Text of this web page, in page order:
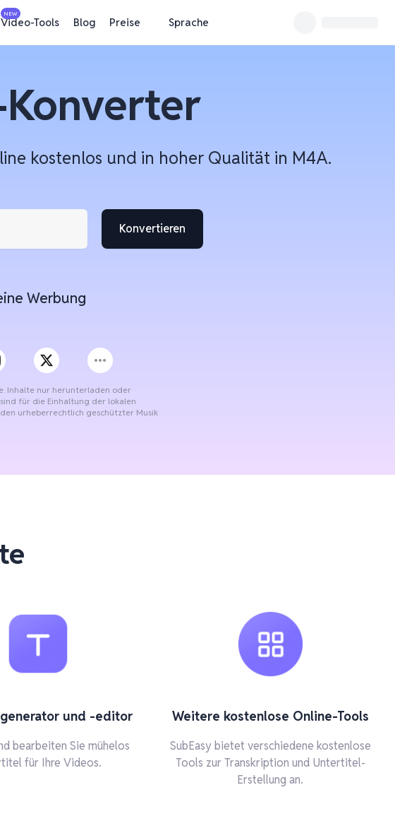
NEW
Video-Tools Blog Preise Sprache
kostenlos und in hoher Qualität in M4A.
Konvertieren
Werbung
Inhalte nur herunterladen oder
für die Einhaltung der lokalen
urheberrechtlich geschützter Musik
und -editor
bearbeiten Sie mühelos
für Ihre Videos.
Weitere kostenlose Online-Tools
SubEasy bietet verschiedene kostenlose
Tools zur Transkription und Untertitel-
Erstellung an.